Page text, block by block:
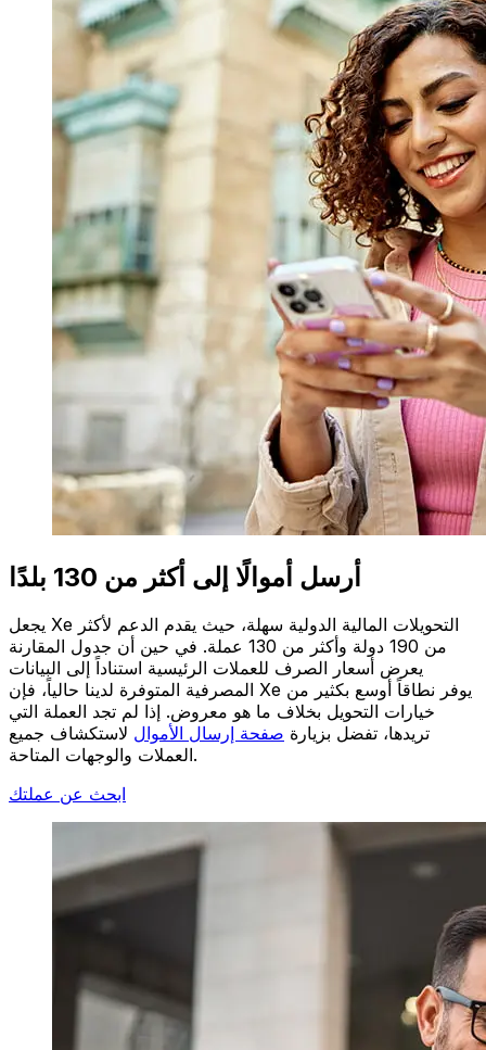
أرسل أموالًا إلى أكثر من 130 بلدًا
يجعل Xe التحويلات المالية الدولية سهلة، حيث يقدم الدعم لأكثر
من 190 دولة وأكثر من 130 عملة. في حين أن جدول المقارنة
يعرض أسعار الصرف للعملات الرئيسية استناداً إلى البيانات
المصرفية المتوفرة لدينا حالياً، فإن Xe يوفر نطاقاً أوسع بكثير من
خيارات التحويل بخلاف ما هو معروض. إذا لم تجد العملة التي
تريدها، تفضل بزيارة صفحة إرسال الأموال لاستكشاف جميع
العملات والوجهات المتاحة.
ابحث عن عملتك